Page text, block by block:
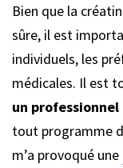
Bien que la
sûre, il est
individuels, les
médicales. Il est
un professionnel
tout programme
m’a provoqué une